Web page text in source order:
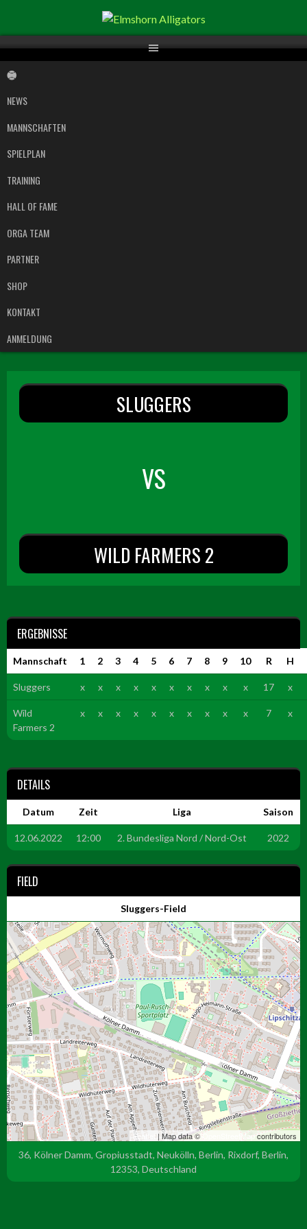
Inhalt
NEWS
MANNSCHAFTEN
SPIELPLAN
TRAINING
HALL OF FAME
ORGA TEAM
PARTNER
SHOP
KONTAKT
ANMELDUNG
SLUGGERS
VS
WILD FARMERS 2
ERGEBNISSE
Mannschaft 1 2 3 4 5 6 7 8 9 10 R H
Sluggers x x x x x x x x x x 17 x
Wild
Farmers 2
x x x x x x x x x x 7 x
DETAILS
Datum Zeit Liga Saison
12.06.2022 12:00 2. Bundesliga Nord / Nord-Ost 2022
FIELD
Sluggers-Field
Leaflet | Map data ©OpenStreetMapcontributors
36, Kölner Damm, Gropiusstadt, Neukölln, Berlin, Rixdorf, Berlin,
12353, Deutschland